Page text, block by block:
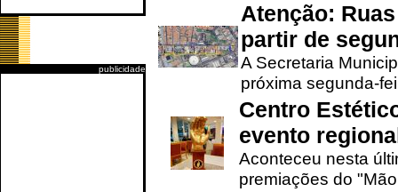
publicidade
Atenção:
partir de
A Secretaria
próxima segunda-
Centro
evento
Aconteceu nesta
premiações do